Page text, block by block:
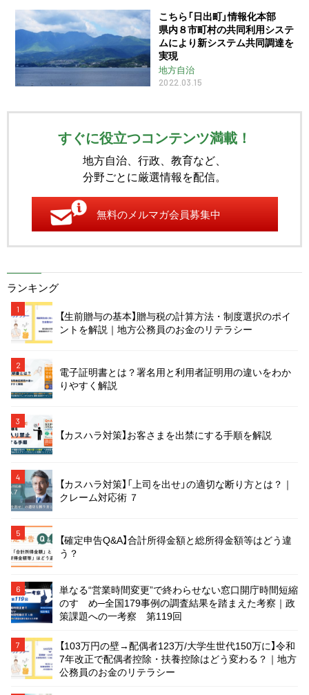
こちら「日出町」情報化本部
県内８市町村の共同利用システ
ムにより新システム共同調達を
実現
地方自治
2022.03.15
すぐに役立つコンテンツ満載！
地方自治、行政、教育など、
分野ごとに厳選情報を配信。
無料のメルマガ会員募集中
ランキング
1
【生前贈与の基本】贈与税の計算方法・制度選択のポイ
ントを解説｜地方公務員のお金のリテラシー
2
電子証明書とは？署名用と利用者証明用の違いをわか
りやすく解説
3
【カスハラ対策】お客さまを出禁にする手順を解説
4
【カスハラ対策】「上司を出せ」の適切な断り方とは？｜
クレーム対応術 ７
5
【確定申告Q&A】合計所得金額と総所得金額等はどう違
う？
6
単なる“営業時間変更”で終わらせない窓口開庁時間短縮
のすゝめ─全国179事例の調査結果を踏まえた考察｜政
策課題への一考察 第119回
7
【103万円の壁→配偶者123万/大学生世代150万に】令和
7年改正で配偶者控除・扶養控除はどう変わる？｜地方
公務員のお金のリテラシー